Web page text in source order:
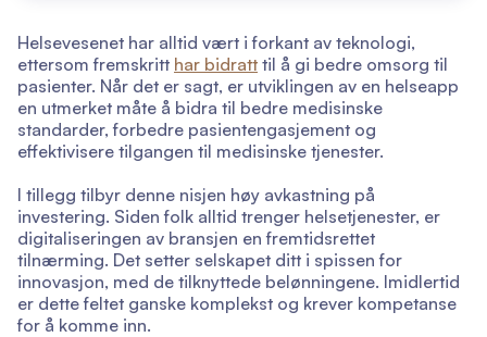
Helsevesenet har alltid vært i forkant av teknologi,
ettersom fremskritt har bidratt til å gi bedre omsorg til
pasienter. Når det er sagt, er utviklingen av en helseapp
en utmerket måte å bidra til bedre medisinske
standarder, forbedre pasientengasjement og
effektivisere tilgangen til medisinske tjenester.
I tillegg tilbyr denne nisjen høy avkastning på
investering. Siden folk alltid trenger helsetjenester, er
digitaliseringen av bransjen en fremtidsrettet
tilnærming. Det setter selskapet ditt i spissen for
innovasjon, med de tilknyttede belønningene. Imidlertid
er dette feltet ganske komplekst og krever kompetanse
for å komme inn.